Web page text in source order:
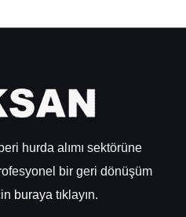
hurda alımı sektörüne
bir geri dönüşüm
buraya tıklayın.